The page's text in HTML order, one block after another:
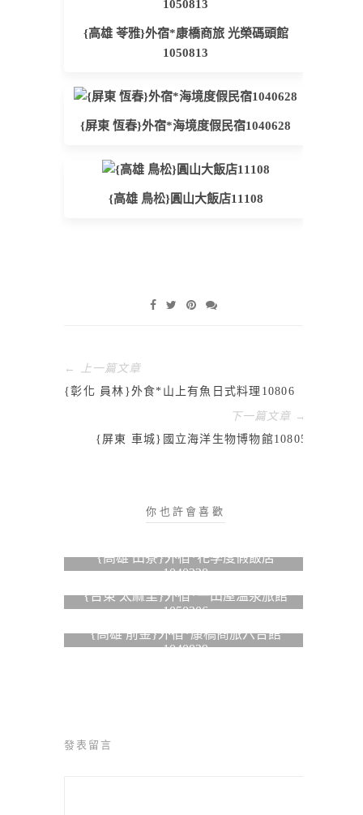
{高雄 苓雅}外宿*康橋商旅 光榮碼頭館
1050813
{屏東 恆春}外宿*海境度假民宿1040628
{高雄 鳥松}圓山大飯店11108
← 上一篇文章
{彰化 員林}外食*山上有魚日式料理10806
下一篇文章 →
{屏東 車城}國立海洋生物博物館10805
你也許會喜歡
{高雄 田寮}外宿*花季度假飯店
1040228
{台東 太麻里}外宿*一田屋溫泉旅館
1050206
{高雄 前金}外宿*康橋商旅六合館
1040829
發表留言